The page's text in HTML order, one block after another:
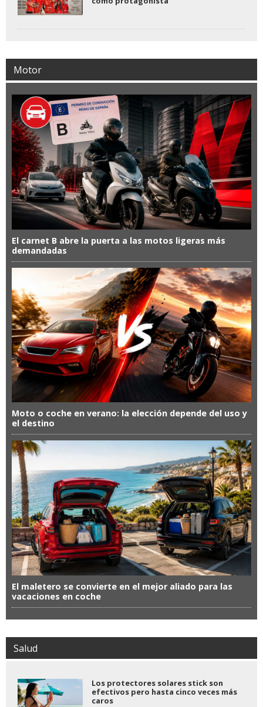
Motor
El carnet B abre la puerta a las motos ligeras más
demandadas
Moto o coche en verano: la elección depende del uso y
el destino
El maletero se convierte en el mejor aliado para las
vacaciones en coche
Salud
Los protectores solares stick son
efectivos pero hasta cinco veces más
caros